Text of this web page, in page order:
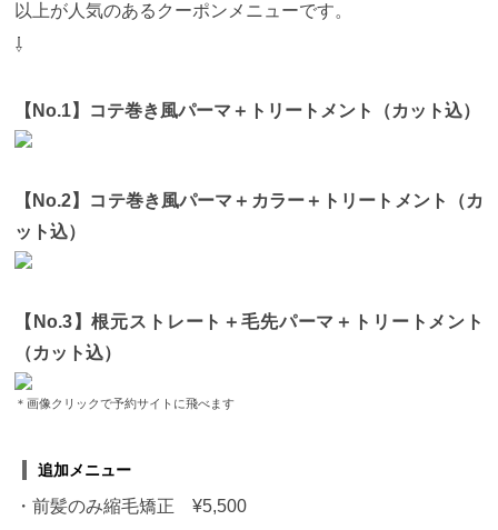
以上が人気のあるクーポンメニューです。
⇩
【No.1】コテ巻き風パーマ＋トリートメント（カット込）
【No.2】コテ巻き風パーマ＋カラー＋トリートメント（カ
ット込）
【No.3】根元ストレート＋毛先パーマ＋トリートメント
（カット込）
＊画像クリックで予約サイトに飛べます
追加メニュー
・前髪のみ縮毛矯正 ¥5,500